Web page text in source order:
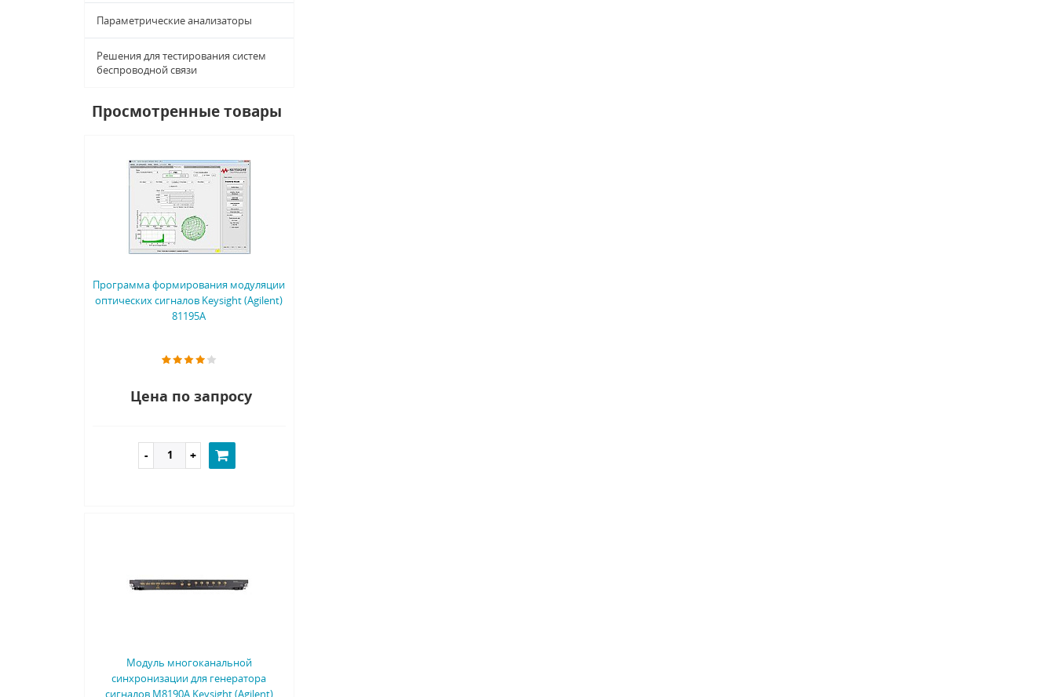
Параметрические анализаторы
Решения для тестирования систем
беспроводной связи
Просмотренные товары
Программа формирования модуляции
оптических сигналов Keysight (Agilent)
81195A
Цена по запросу
Модуль многоканальной
синхронизации для генератора
сигналов M8190A Keysight (Agilent)